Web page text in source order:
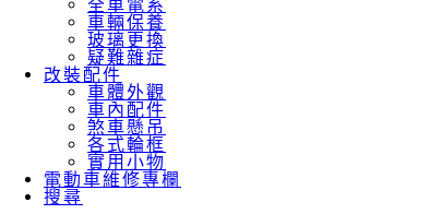
全車電系
車輛保養
玻璃更換
疑難雜症
改裝配件
車體外觀
車內配件
煞車懸吊
各式輪框
實用小物
電動車維修專欄
搜尋